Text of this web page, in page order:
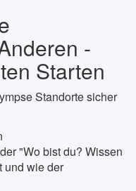
-
Starten
Standorte sicher
"Wo bist du? Wissen
und wie der